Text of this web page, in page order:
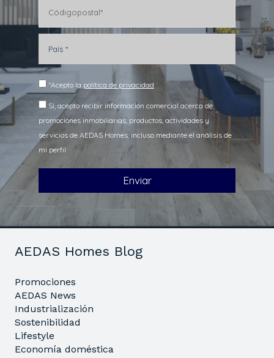
AEDAS Homes Blog
Promociones
AEDAS News
Industrialización
Sostenibilidad
Lifestyle
Economía doméstica